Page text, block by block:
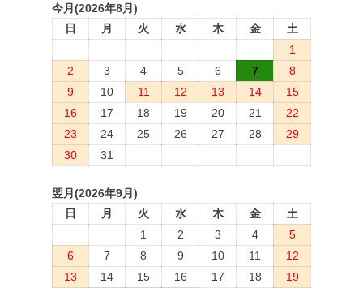
今月(2026年8月)
日
月 火 水 木 金
土
1
2
3 4 5 6 7
8
9
10 11 12 13 14
15
16
17 18 19 20 21
22
23
24 25 26 27 28
29
30
31
翌月(2026年9月)
日
月 火 水 木 金
土
1
2 3 4
5
6
7 8 9 10 11
12
13
14 15 16 17 18
19